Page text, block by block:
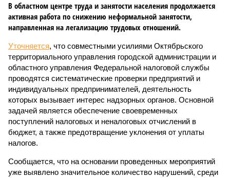
В областном центре труда и занятости населения продолжается
активная работа по снижению неформальной занятости,
направленная на легализацию трудовых отношений.
Уточняется, что совместными усилиями Октябрьского
территориального управления городской администрации и
областного управления Федеральной налоговой службы
проводятся систематические проверки предприятий и
индивидуальных предпринимателей, деятельность
которых вызывает интерес надзорных органов. Основной
задачей является обеспечение своевременных
поступлений налоговых и неналоговых отчислений в
бюджет, а также предотвращение уклонения от уплаты
налогов.
Сообщается, что на основании проведенных мероприятий
уже выявлено значительное количество нарушений, среди